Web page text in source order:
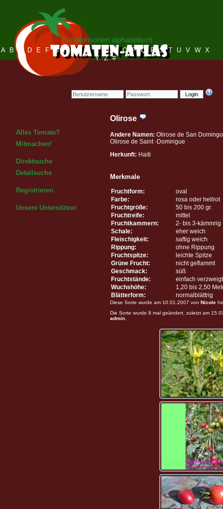
Login
Tomatensorten alphabetisch
A B C D E F G H I J K L M N O P Q R S T U V W X
Y Z #
Alles Tomate?
Mitmachen!
Direktsuche
Detailsuche
Registrieren
Unsere Unterstützer
Olirose
Andere Namen: Olirose de San Domingo
Olirose de Saint -Domingue
Herkunft: Haiti
Merkmale
Fruchtform:
oval
Farbe:
rosa oder hellrot
Fruchtgröße:
50 bis 200 gr.
Fruchtreife:
mittel
Fruchtkammern:
2- bis 3-kämmrig
Schale:
eher weich
Fleischigkeit:
saftig weich
Rippung:
ohne Rippung
Fruchtspitze:
leichte Spitze
Grüne Frucht:
nicht geflammt
Geschmack:
süß
Fruchtstände:
einfach verzweigt
Wuchshöhe:
1,20 bis 2,50
Blätterform:
normalblättrig
Diese Sorte wurde am 10.01.2007 von Nicole
Die Sorte wurde 8 mal geändert, zuletzt am
admin